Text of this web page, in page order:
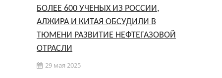
БОЛЕЕ 600 УЧЕНЫХ ИЗ РОССИИ,
АЛЖИРА И КИТАЯ ОБСУДИЛИ В
ТЮМЕНИ РАЗВИТИЕ НЕФТЕГАЗОВОЙ
ОТРАСЛИ
29 мая 2025